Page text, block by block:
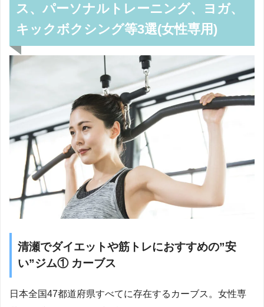
ス、パーソナルトレーニング、ヨガ、
キックボクシング等3選(女性専用)
清瀬でダイエットや筋トレにおすすめの”安
い”ジム① カーブス
日本全国47都道府県すべてに存在するカーブス。女性専